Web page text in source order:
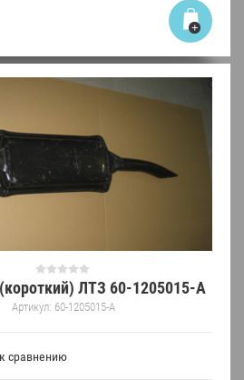
ЛТЗ 60-1205015-А
Артикул: 60-1205015-А
сравнению